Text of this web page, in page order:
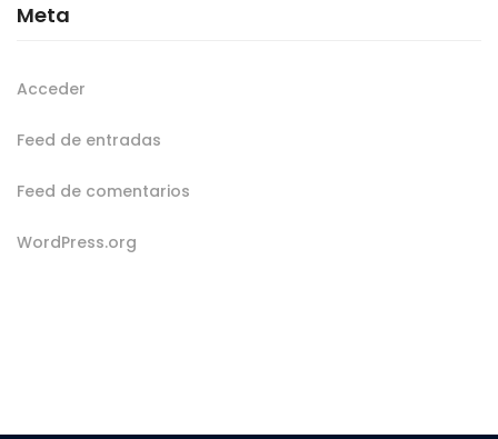
Meta
Acceder
Feed de entradas
Feed de comentarios
WordPress.org